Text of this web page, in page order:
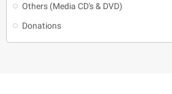
Others (Media CD's & DVD)
Donations